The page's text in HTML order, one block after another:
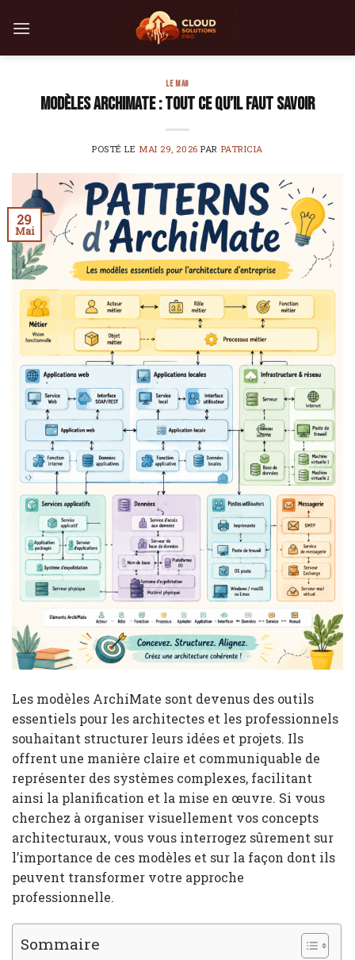
LE MAG
Modèles ArchiMate : tout ce qu’il faut savoir
POSTÉ LE MAI 29, 2026 PAR PATRICIA
29
Mai
Les modèles ArchiMate sont devenus des outils
essentiels pour les architectes et les professionnels
souhaitant structurer leurs idées et projets. Ils
offrent une manière claire et communiquable de
représenter des systèmes complexes, facilitant
ainsi la planification et la mise en œuvre. Si vous
cherchez à organiser visuellement vos concepts
architecturaux, vous vous interrogez sûrement sur
l’importance de ces modèles et sur la façon dont ils
peuvent transformer votre approche
professionnelle.
Sommaire